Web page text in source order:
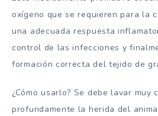
oxígeno que se requieren para la
una adecuada respuesta
control de las infecciones y
formación correcta del tejido de
¿Cómo usarlo? Se debe lavar muy
profundamente la herida del